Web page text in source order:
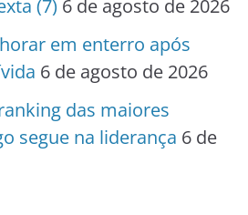
(7) 6 de agosto de 2026
em enterro após
6 de agosto de 2026
das maiores
segue na liderança 6 de